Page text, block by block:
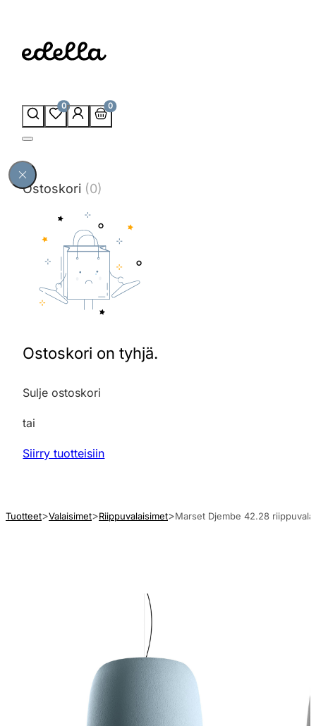
0 0
Ostoskori (0)
Ostoskori on tyhjä.
Sulje ostoskori
tai
Siirry tuotteisiin
Tuotteet Valaisimet Riippuvalaisimet Marset Djembe 42.28